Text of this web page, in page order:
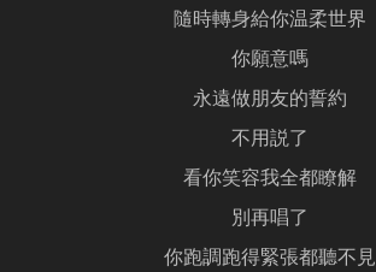
隨時轉身給你温柔世界
你願意嗎
永遠做朋友的誓約
不用説了
看你笑容我全都瞭解
別再唱了
你跑調跑得緊張都聽不見